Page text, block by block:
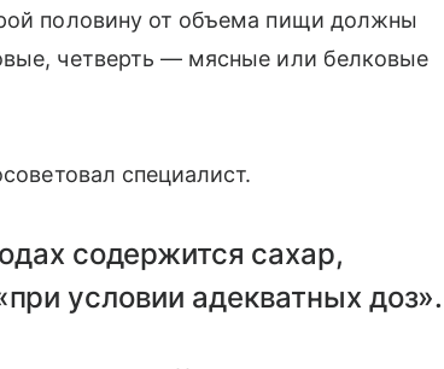
половину от объема пищи должны
четверть — мясные или белковые
специалист.
содержится сахар,
условии адекватных доз».